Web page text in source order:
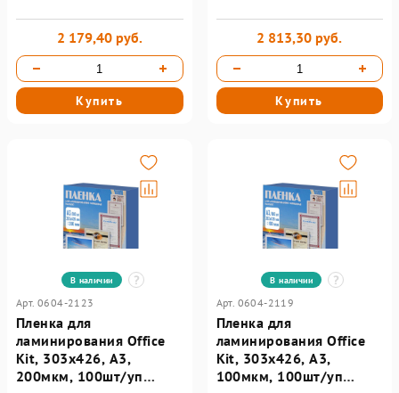
2 179,40 руб.
Купить
2 813,30 руб.
Купить
В наличии
Арт. 0604-2123
Пленка для
ламинирования Office
Kit, 303х426, А3,
200мкм, 100шт/уп
В наличии
Арт. 0604-2119
Пленка для
ламинирования Office
Kit, 303х426, А3,
100мкм, 100шт/уп